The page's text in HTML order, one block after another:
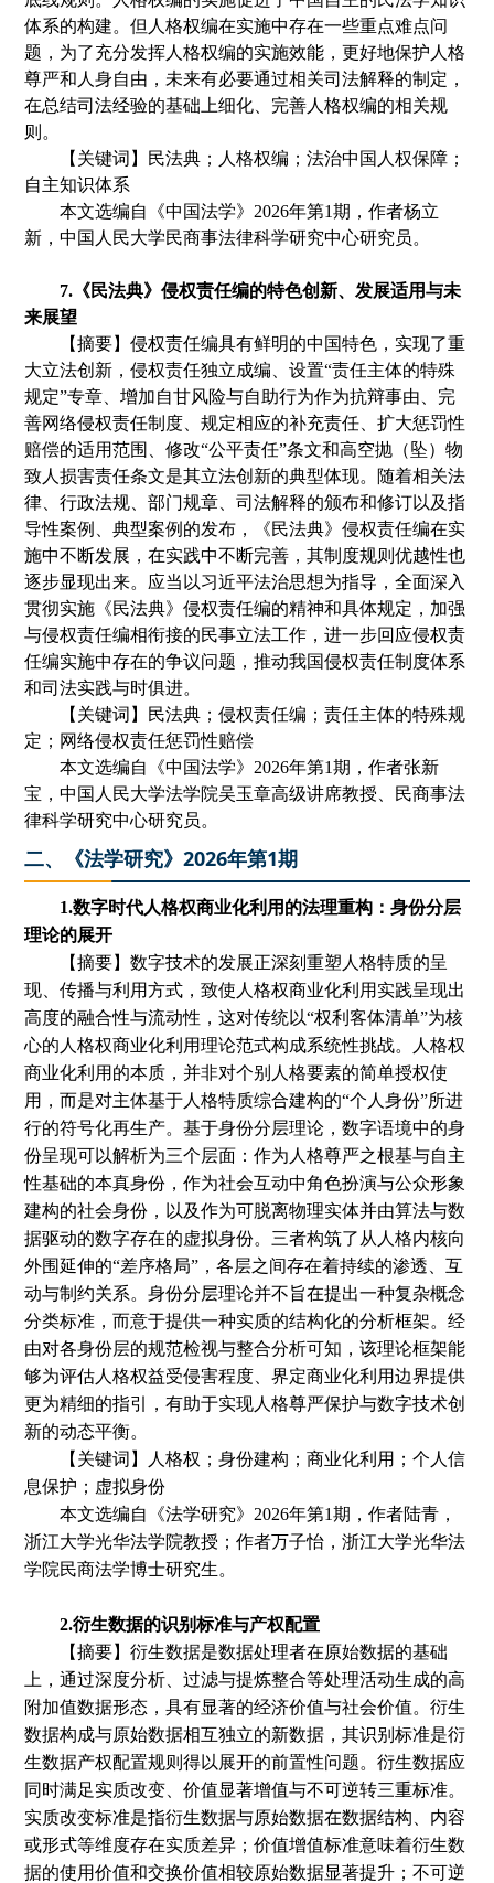
体系的构建。但人格权编在实施中存在一些重点难点问
题，为了充分发挥人格权编的实施效能，更好地保护人格
尊严和人身自由，未来有必要通过相关司法解释的制定，
在总结司法经验的基础上细化、完善人格权编的相关规
则。
【关键词】民法典；人格权编；法治中国人权保障；
自主知识体系
本文选编自《中国法学》 2026年第1期 ，作者杨立
新 ，中国人民大学民商事法律科学研究中心研究员。
7.《民法典》侵权责任编的特色创新、发展适用与未
来展望
【摘要】侵权责任编具有鲜明的中国特色，实现了重
大立法创新，侵权责任独立成编、设置“责任主体的特殊
规定”专章、增加自甘风险与自助行为作为抗辩事由、完
善网络侵权责任制度、规定相应的补充责任、扩大惩罚性
赔偿的适用范围、修改“公平责任”条文和高空抛（坠）物
致人损害责任条文是其立法创新的典型体现。随着相关法
律、行政法规、部门规章、司法解释的颁布和修订以及指
导性案例、典型案例的发布，《民法典》侵权责任编在实
施中不断发展，在实践中不断完善，其制度规则优越性也
逐步显现出来。应当以习近平法治思想为指导，全面深入
贯彻实施《民法典》侵权责任编的精神和具体规定，加强
与侵权责任编相衔接的民事立法工作，进一步回应侵权责
任编实施中存在的争议问题，推动我国侵权责任制度体系
和司法实践与时俱进。
【关键词】民法典；侵权责任编；责任主体的特殊规
定 ； 网络侵权责任惩罚性赔偿
本文选编自《中国法学》 2026年第1期 ，作者张新
宝 ，中国人民大学法学院吴玉章高级讲席教授、民商事法
律科学研究中心研究员。
二、《法学研究》2026年第1期
1.数字时代人格权商业化利用的法理重构 ：身份分层
理论的展开
【摘要】数字技术的发展正深刻重塑人格特质的呈
现、传播与利用方式，致使人格权商业化利用实践呈现出
高度的融合性与流动性，这对传统以“权利客体清单”为核
心的人格权商业化利用理论范式构成系统性挑战。人格权
商业化利用的本质，并非对个别人格要素的简单授权使
用，而是对主体基于人格特质综合建构的“个人身份”所进
行的符号化再生产。基于身份分层理论，数字语境中的身
份呈现可以解析为三个层面 ：作为人格尊严之根基与自主
性基础的本真身份，作为社会互动中角色扮演与公众形象
建构的社会身份，以及作为可脱离物理实体并由算法与数
据驱动的数字存在的虚拟身份。三者构筑了从人格内核向
外围延伸的“差序格局”，各层之间存在着持续的渗透、互
动与制约关系。身份分层理论并不旨在提出一种复杂概念
分类标准，而意于提供一种实质的结构化的分析框架。经
由对各身份层的规范检视与整合分析可知，该理论框架能
够为评估人格权益受侵害程度、界定商业化利用边界提供
更为精细的指引，有助于实现人格尊严保护与数字技术创
新的动态平衡。
【关键词】人格权；身份建构；商业化利用；个人信
息保护；虚拟身份
本文选编自《法学研究》 2026年第1期 ，作者陆青，
浙江大学光华法学院教授；作者万子怡，浙江大学光华法
学院民商法学博士研究生。
2.衍生数据的识别标准与产权配置
【摘要】衍生数据是数据处理者在原始数据的基础
上，通过深度分析、过滤与提炼整合等处理活动生成的高
附加值数据形态，具有显著的经济价值与社会价值。衍生
数据构成与原始数据相互独立的新数据，其识别标准是衍
生数据产权配置规则得以展开的前置性问题。衍生数据应
同时满足实质改变、价值显著增值与不可逆转三重标准。
实质改变标准是指衍生数据与原始数据在数据结构、内容
或形式等维度存在实质差异 ；价值增值标准意味着衍生数
据的使用价值和交换价值相较原始数据显著提升 ；不可逆